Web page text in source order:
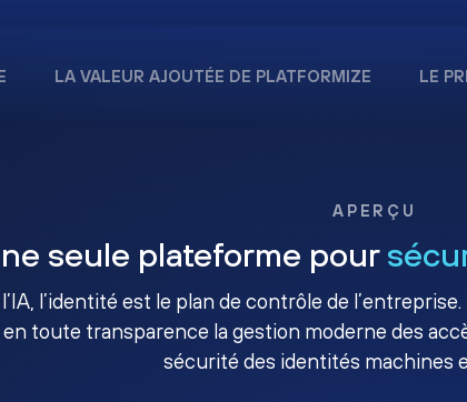
LA VALEUR AJOUTÉE DE PLATFORMIZE LE
APERÇU
seule plateforme pour
l’IA, l’identité est le plan de contrôle de
toute transparence la gestion moderne des
sécurité des identités machines